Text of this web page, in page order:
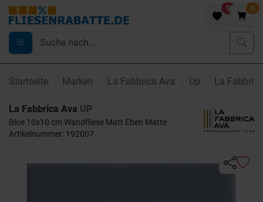
0 0
Startseite Marken La Fabbrica Ava Up La
La Fabbrica Ava UP
Blue 10x10 cm Wandfliese Matt Eben Matte
Artikelnummer: 192007